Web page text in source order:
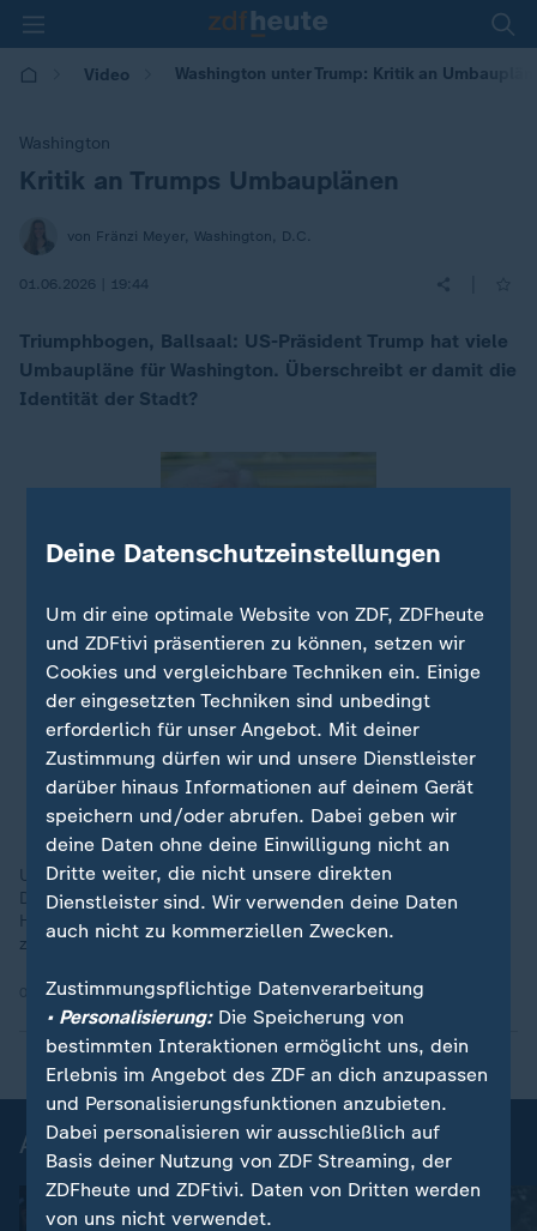
Video Washington unter Trump: Kritik an
Washington
:Kritik an Trumps Umbauplänen
von Fränzi Meyer, Washington, D.C.
01.06.2026 | 19:44
Triumphbogen, Ballsaal: US-Präsident Trump hat viele
Umbaupläne für Washington. Überschreibt er damit die
Identität der Stadt?
US-Präsident Trump hat viele Umbaupläne für Washington.
Dazu gehören ein Triumphbogen und ein Ballsaal am Weißen
Haus. Kritiker werfen ihm vor, die Identität Washingtons damit
zu überschreiben.
01.06.2026 | 1:22 min
Aktuelle Videos
Deine Datenschutzeinstellungen
Um dir eine optimale Website von ZDF, ZDFheute
und ZDFtivi präsentieren zu können, setzen wir
Cookies und vergleichbare Techniken ein. Einige
der eingesetzten Techniken sind unbedingt
erforderlich für unser Angebot. Mit deiner
Zustimmung dürfen wir und unsere Dienstleister
darüber hinaus Informationen auf deinem Gerät
speichern und/oder abrufen. Dabei geben wir
deine Daten ohne deine Einwilligung nicht an
Dritte weiter, die nicht unsere direkten
Dienstleister sind. Wir verwenden deine Daten
auch nicht zu kommerziellen Zwecken.
Zustimmungspflichtige Datenverarbeitung
• Personalisierung:Die Speicherung von
bestimmten Interaktionen ermöglicht uns, dein
Erlebnis im Angebot des ZDF an dich anzupassen
und Personalisierungsfunktionen anzubieten.
Dabei personalisieren wir ausschließlich auf
Basis deiner Nutzung von ZDF Streaming, der
ZDFheute und ZDFtivi. Daten von Dritten werden
von uns nicht verwendet.